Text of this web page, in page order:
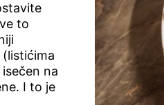
to
na
I to je